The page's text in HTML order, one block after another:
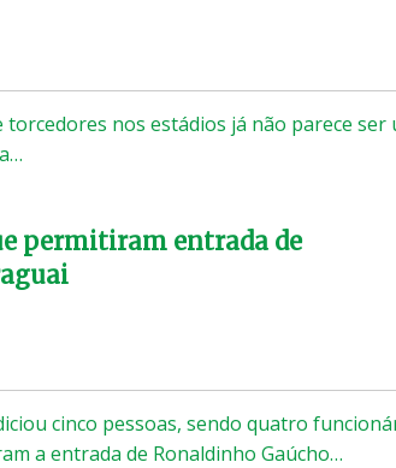
nos estádios já não parece ser
permitiram entrada de
cinco pessoas, sendo quatro
a entrada de Ronaldinho Gaúcho…